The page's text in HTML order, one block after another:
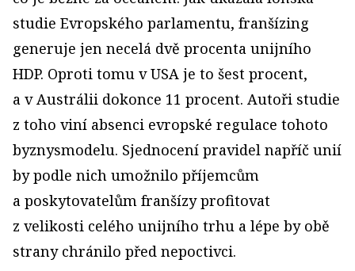
studie Evropského parlamentu, franšízing
generuje jen necelá dvě procenta unijního
HDP. Oproti tomu v USA je to šest procent,
a v Austrálii dokonce 11 procent. Autoři studie
z toho viní absenci evropské regulace tohoto
byznysmodelu. Sjednocení pravidel napříč unií
by podle nich umožnilo příjemcům
a poskytovatelům franšízy profitovat
z velikosti celého unijního trhu a lépe by obě
strany chránilo před nepoctivci.